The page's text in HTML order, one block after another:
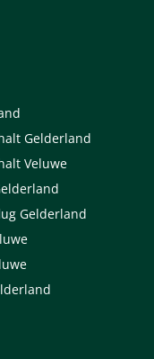
Gelderland
Veluwe
Gelderland